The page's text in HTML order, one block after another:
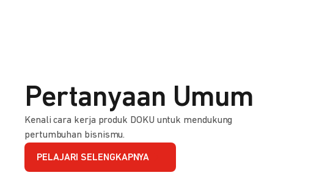
Pertanyaan Umum
Kenali cara kerja produk DOKU untuk mendukung
pertumbuhan bisnismu.
PELAJARI SELENGKAPNYA